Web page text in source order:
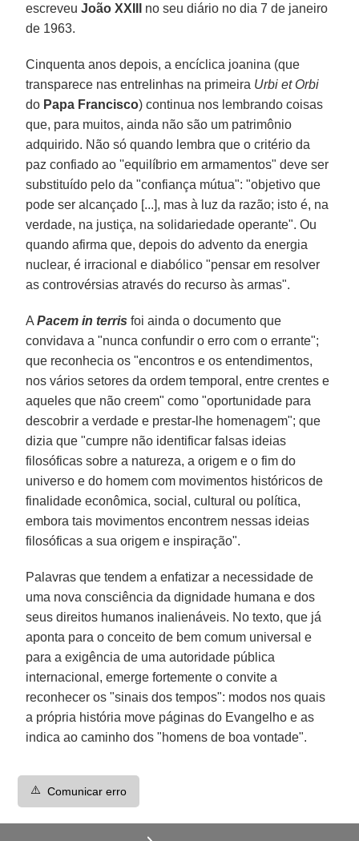
escreveuJoão XXIII
no seu diário no dia 7 de janeiro
de 1963.
Cinquenta anos depois, a encíclica joanina (que
transparece nas entrelinhas na primeira Urbi et Orbi
do Papa Francisco) continua nos lembrando coisas
que, para muitos, ainda não são um patrimônio
adquirido. Não só quando lembra que o critério da
paz confiado ao ''equilíbrio em armamentos" deve ser
substituído pelo da "confiança mútua": "objetivo que
pode ser alcançado [...], mas à luz da razão; isto é, na
verdade, na justiça, na solidariedade operante". Ou
quando afirma que, depois do advento da energia
nuclear, é irracional e diabólico "pensar em resolver
as controvérsias através do recurso às armas".
APacem in terris foi ainda o documento que
convidava a "nunca confundir o erro com o errante";
que reconhecia os "encontros e os entendimentos,
nos vários setores da ordem temporal, entre crentes e
aqueles que não creem" como "oportunidade para
descobrir a verdade e prestar-lhe homenagem"; que
dizia que "cumpre não identificar falsas ideias
filosóficas sobre a natureza, a origem e o fim do
universo e do homem com movimentos históricos de
finalidade econômica, social, cultural ou política,
embora tais movimentos encontrem nessas ideias
filosóficas a sua origem e inspiração".
Palavras que tendem a enfatizar a necessidade de
uma nova consciência da dignidade humana e dos
seus direitos humanos inalienáveis. No texto, que já
aponta para o conceito de bem comum universal e
para a exigência de uma autoridade pública
internacional, emerge fortemente o convite a
reconhecer os "sinais dos tempos": modos nos quais
a própria história move páginas do Evangelho e as
indica ao caminho dos "homens de boa vontade".
⚠️ Comunicar erro